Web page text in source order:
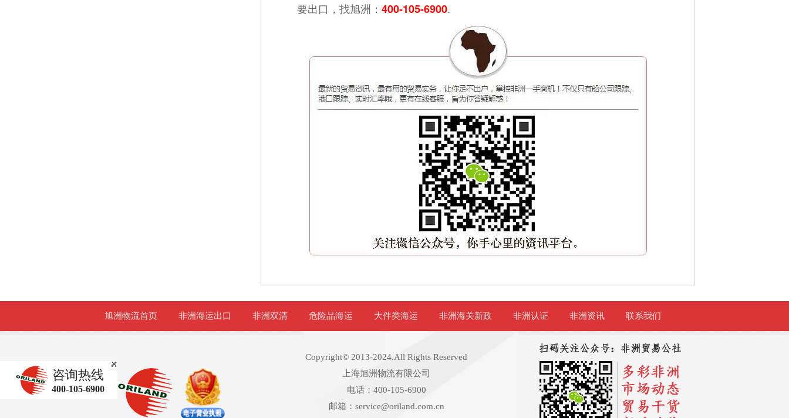
要出口，找旭洲： 400-105-6900.
旭洲物流首页 非洲海运出口 非洲双清 危险品海运 大件类海运 非洲海关新政 非洲认证 非洲资讯 联系我们
Copyright© 2013-2024.All Rights Reserved
上海旭洲物流有限公司
电话：400-105-6900
邮箱：service@oriland.com.cn
咨询热线
400-105-6900